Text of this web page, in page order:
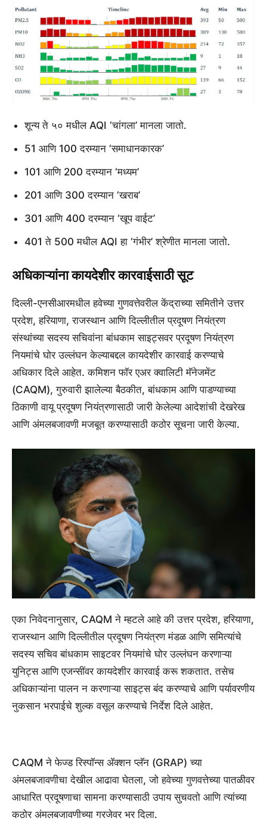
शून्य ते ५० मधील AQI ‘चांगला’ मानला जातो.
51 आणि 100 दरम्यान ‘समाधानकारक’
101 आणि 200 दरम्यान ‘मध्यम’
201 आणि 300 दरम्यान ‘खराब’
301 आणि 400 दरम्यान ‘खूप वाईट’
401 ते 500 मधील AQI हा ‘गंभीर’ श्रेणीत मानला जातो.
अधिकाऱ्यांना कायदेशीर कारवाईसाठी सूट
दिल्ली-एनसीआरमधील हवेच्या गुणवत्तेवरील केंद्राच्या समितीने उत्तर
प्रदेश, हरियाणा, राजस्थान आणि दिल्लीतील प्रदूषण नियंत्रण
संस्थांच्या सदस्य सचिवांना बांधकाम साइट्सवर प्रदूषण नियंत्रण
नियमांचे घोर उल्लंघन केल्याबद्दल कायदेशीर कारवाई करण्याचे
अधिकार दिले आहेत. कमिशन फॉर एअर क्वालिटी मॅनेजमेंट
(CAQM), गुरुवारी झालेल्या बैठकीत, बांधकाम आणि पाडण्याच्या
ठिकाणी वायू प्रदूषण नियंत्रणासाठी जारी केलेल्या आदेशांची देखरेख
आणि अंमलबजावणी मजबूत करण्यासाठी कठोर सूचना जारी केल्या.
एका निवेदनानुसार, CAQM ने म्हटले आहे की उत्तर प्रदेश, हरियाणा,
राजस्थान आणि दिल्लीतील प्रदूषण नियंत्रण मंडळ आणि समित्यांचे
सदस्य सचिव बांधकाम साइटवर नियमांचे घोर उल्लंघन करणाऱ्या
युनिट्स आणि एजन्सींवर कायदेशीर कारवाई करू शकतात. तसेच
अधिकाऱ्यांना पालन न करणाऱ्या साइट्स बंद करण्याचे आणि पर्यावरणीय
नुकसान भरपाईचे शुल्क वसूल करण्याचे निर्देश दिले आहेत.
CAQM ने फेज्ड रिस्पॉन्स ॲक्शन प्लॅन (GRAP) च्या
अंमलबजावणीचा देखील आढावा घेतला, जो हवेच्या गुणवत्तेच्या पातळीवर
आधारित प्रदूषणाचा सामना करण्यासाठी उपाय सुचवतो आणि त्यांच्या
कठोर अंमलबजावणीच्या गरजेवर भर दिला.